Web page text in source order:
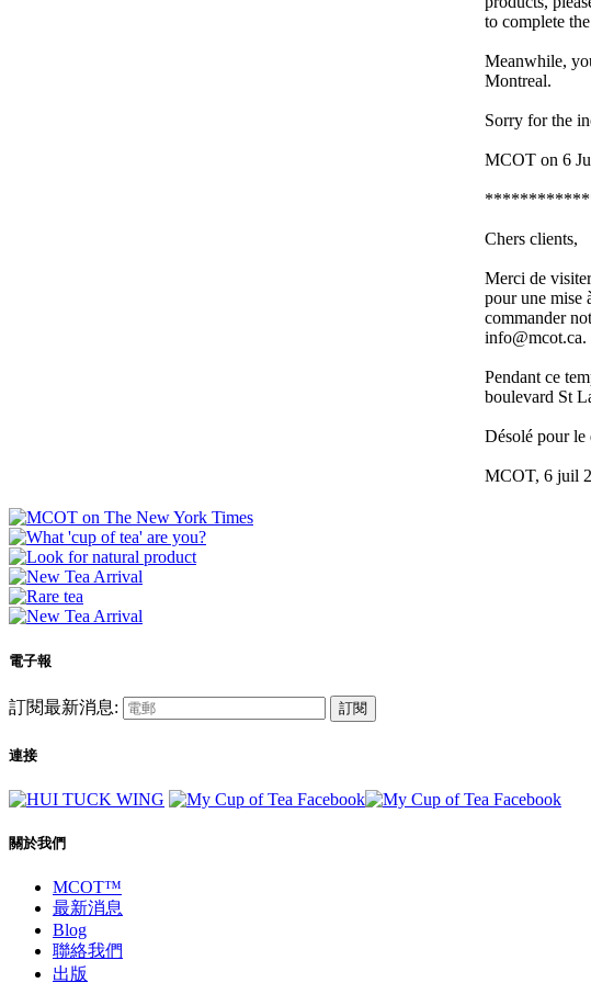
to complete
Meanwhile,
Montreal.
Sorry for the
MCOT on 6
Chers clients,
Merci de
pour une mise
commander
info@mcot.ca.
Pendant ce
boulevard St
Désolé pour le
MCOT, 6 juil
電子報
訂閱最新消息: 訂閱
連接
關於我們
MCOT™
最新消息
Blog
聯絡我們
出版